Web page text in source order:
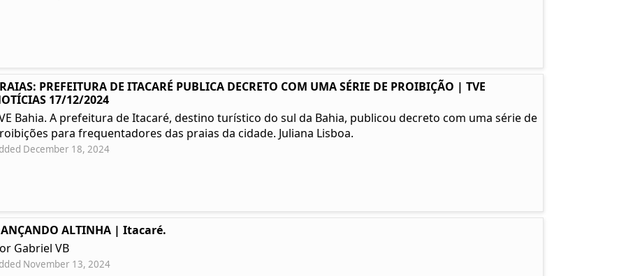
PREFEITURA DE ITACARÉ PUBLICA DECRETO COM UMA SÉRIE DE PROIBIÇÃO | TVE
17/12/2024
Bahia. A prefeitura de Itacaré, destino turístico do sul da Bahia, publicou decreto com uma série de
para frequentadores das praias da cidade. Juliana Lisboa.
December 18, 2024
ALTINHA | Itacaré.
Gabriel VB
November 13, 2024